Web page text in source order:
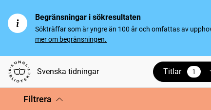
Begränsningar i sökresultaten
Sökträffar som är yngre än 100 år och omfattas av
mer om begränsningen.
Svenska tidningar Titlar 1
vald
Filtrera